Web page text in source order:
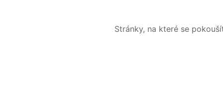
Stránky, na které se